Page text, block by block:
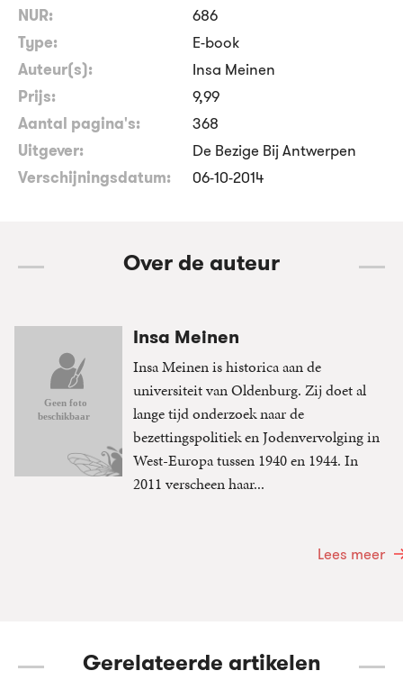
NUR:
686
Type:
E-book
Auteur(s):
Insa Meinen
Prijs:
9,99
Aantal pagina's:
368
Uitgever:
De Bezige Bij Antwerpen
Verschijningsdatum:
06-10-2014
Over de auteur
Insa Meinen
Insa Meinen is historica aan de
universiteit van Oldenburg. Zij doet al
lange tijd onderzoek naar de
bezettingspolitiek en Jodenvervolging in
West-Europa tussen 1940 en 1944. In
2011 verscheen haar...
Lees meer
Gerelateerde artikelen